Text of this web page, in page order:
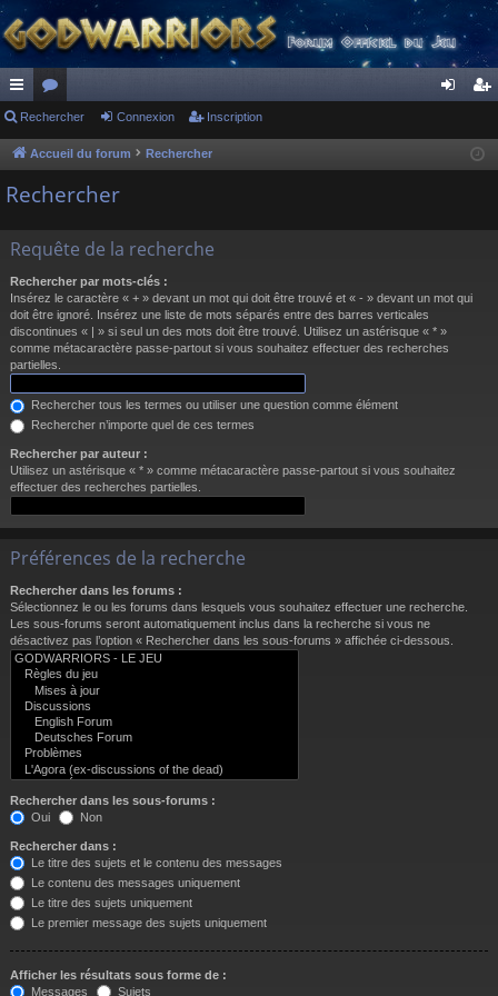
ac
co
ur
s
or
u
m
cri
Rechercher Connexion Inscription
Accueil du forum Rechercher
Rechercher
Requête de la recherche
Rechercher par mots-clés :
Insérez le caractère « + » devant un mot qui doit être trouvé et « - » devant un mot qui
doit être ignoré. Insérez une liste de mots séparés entre des barres verticales
discontinues « | » si seul un des mots doit être trouvé. Utilisez un astérisque « * »
comme métacaractère passe-partout si vous souhaitez effectuer des recherches
partielles.
Rechercher tous les termes ou utiliser une question comme élément
Rechercher n’importe quel de ces termes
Rechercher par auteur :
Utilisez un astérisque « * » comme métacaractère passe-partout si vous souhaitez
effectuer des recherches partielles.
Préférences de la recherche
Rechercher dans les forums :
Sélectionnez le ou les forums dans lesquels vous souhaitez effectuer une recherche.
Les sous-forums seront automatiquement inclus dans la recherche si vous ne
désactivez pas l’option « Rechercher dans les sous-forums » affichée ci-dessous.
Rechercher dans les sous-forums :
Oui
Non
Rechercher dans :
Le titre des sujets et le contenu des messages
Le contenu des messages uniquement
Le titre des sujets uniquement
Le premier message des sujets uniquement
Afficher les résultats sous forme de :
Messages
Sujets